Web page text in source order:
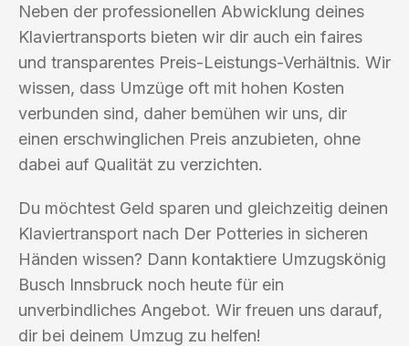
Neben der professionellen Abwicklung deines
Klaviertransports bieten wir dir auch ein faires
und transparentes Preis-Leistungs-Verhältnis. Wir
wissen, dass Umzüge oft mit hohen Kosten
verbunden sind, daher bemühen wir uns, dir
einen erschwinglichen Preis anzubieten, ohne
dabei auf Qualität zu verzichten.
Du möchtest Geld sparen und gleichzeitig deinen
Klaviertransport nach Der Potteries in sicheren
Händen wissen? Dann kontaktiere Umzugskönig
Busch Innsbruck noch heute für ein
unverbindliches Angebot. Wir freuen uns darauf,
dir bei deinem Umzug zu helfen!